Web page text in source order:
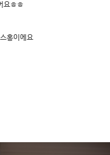
요ㅎㅎ
홍이에요